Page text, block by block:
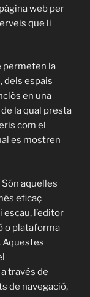
web per
que li
permeten la
dels espais
en una
la qual presta
com el
es mostren
Són aquelles
eficaç
l’editor
o plataforma
Aquestes
través de
de navegació,